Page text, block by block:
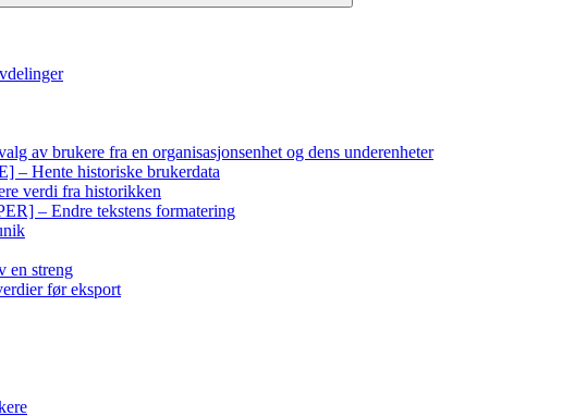
av brukere fra en organisasjonsenhet og dens underenheter
Hente historiske brukerdata
verdi fra historikken
– Endre tekstens formatering
en streng
før eksport